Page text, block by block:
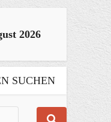
2026
SUCHEN